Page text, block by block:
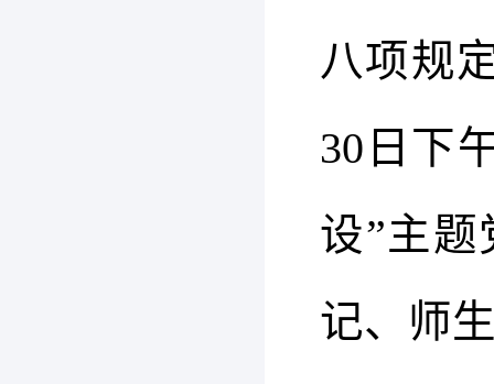
八项规
30日下
设”主
记、师